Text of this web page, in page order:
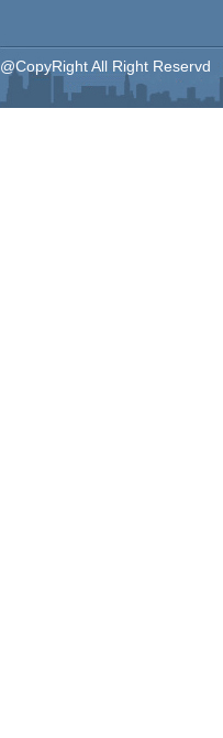
@CopyRight All Right Reservd